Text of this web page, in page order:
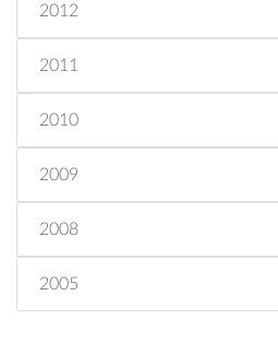
2012
2011
2010
2009
2008
2005